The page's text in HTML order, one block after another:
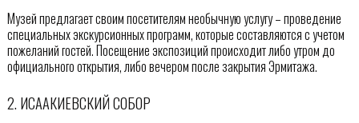
Музей предлагает своим посетителям необычную услугу – проведение
специальных экскурсионных программ, которые составляются с учетом
пожеланий гостей. Посещение экспозиций происходит либо утром до
официального открытия, либо вечером после закрытия Эрмитажа.
2. ИСААКИЕВСКИЙ СОБОР